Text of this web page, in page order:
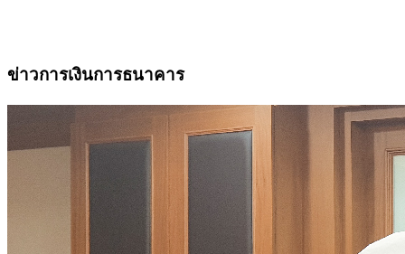
ข่าวการเงินการธนาคาร